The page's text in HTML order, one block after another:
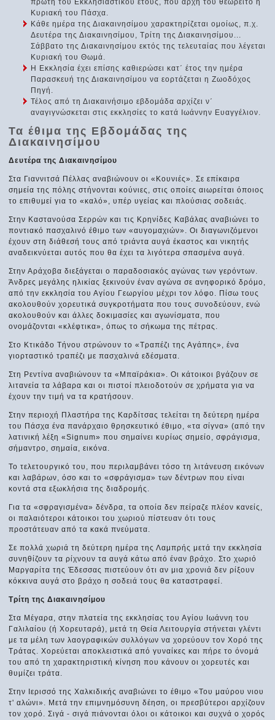
πρώτη του Εκκλησιαστικού έτους, που αρχή του θεωρείτο η
Κυριακή του Πάσχα.
Κάθε ημέρα της Διακαινησίμου χαρακτηρίζεται ομοίως, π.χ.
Δευτέρα της Διακαινησίμου, Τρίτη της Διακαινησίμου...
Σάββατο της Διακαινησίμου εκτός της τελευταίας που λέγεται
Κυριακή του Θωμά.
Η Εκκλησία έχει επίσης καθιερώσει κατ΄ έτος την ημέρα
Παρασκευή της Διακαινησίμου να εορτάζεται η Ζωοδόχος
Πηγή.
Τέλος από τη Διακαινήσιμο εβδομάδα αρχίζει ν΄
αναγιγνώσκεται στις εκκλησίες το κατά Ιωάννην Ευαγγέλιον.
Τα έθιμα της Εβδομάδας της
Διακαινησίμου
Δευτέρα της Διακαινησίμου
Στα Γιαννιτσά Πέλλας αναβιώνουν οι «Κουνιές». Σε επίκαιρα
σημεία της πόλης στήνονται κούνιες, στις οποίες αιωρείται όποιος
το επιθυμεί για το «καλό», υπέρ υγείας και πλούσιας σοδειάς.
Στην Καστανούσα Σερρών και τις Κρηνίδες Καβάλας αναβιώνει το
ποντιακό πασχαλινό έθιμο των «αυγομαχιών». Οι διαγωνιζόμενοι
έχουν στη διάθεσή τους από τριάντα αυγά έκαστος και νικητής
αναδεικνύεται αυτός που θα έχει τα λιγότερα σπασμένα αυγά.
Στην Αράχοβα διεξάγεται ο παραδοσιακός αγώνας των γερόντων.
Άνδρες μεγάλης ηλικίας ξεκινούν έναν αγώνα σε ανηφορικό δρόμο,
από την εκκλησία του Αγίου Γεωργίου μέχρι τον λόφο. Πίσω τους
ακολουθούν χορευτικά συγκροτήματα που τους συνοδεύουν, ενώ
ακολουθούν και άλλες δοκιμασίες και αγωνίσματα, που
ονομάζονται «κλέφτικα», όπως το σήκωμα της πέτρας.
Στο Κτικάδο Τήνου στρώνουν το «Τραπέζι της Αγάπης», ένα
γιορταστικό τραπέζι με πασχαλινά εδέσματα.
Στη Ρεντίνα αναβιώνουν τα «Μπαϊράκια». Οι κάτοικοι βγάζουν σε
λιτανεία τα λάβαρα και οι πιστοί πλειοδοτούν σε χρήματα για να
έχουν την τιμή να τα κρατήσουν.
Στην περιοχή Πλαστήρα της Καρδίτσας τελείται τη δεύτερη ημέρα
του Πάσχα ένα πανάρχαιο θρησκευτικό έθιμο, «τα σίγνα» (από την
λατινική λέξη «Signum» που σημαίνει κυρίως σημείο, σφράγισμα,
σήμαντρο, σημαία, εικόνα.
Το τελετουργικό του, που περιλαμβάνει τόσο τη λιτάνευση εικόνων
και λαβάρων, όσο και το «σφράγισμα» των δέντρων που είναι
κοντά στα εξωκλήσια της διαδρομής.
Για τα «σφραγισμένα» δένδρα, τα οποία δεν πείραζε πλέον κανείς,
οι παλαιότεροι κάτοικοι του χωριού πίστευαν ότι τους
προστάτευαν από τα κακά πνεύματα.
Σε πολλά χωριά τη δεύτερη ημέρα της Λαμπρής μετά την εκκλησία
συνηθίζουν τα ρίχνουν τα αυγά κάτω από έναν βράχο. Στο χωριό
Μαργαρίτα της Έδεσσας πιστεύουν ότι αν μια χρονιά δεν ρίξουν
κόκκινα αυγά στο βράχο η σοδειά τους θα καταστραφεί.
Τρίτη της Διακαινησίμου
Στα Μέγαρα, στην πλατεία της εκκλησίας του Αγίου Ιωάννη του
Γαλιλαίου (ή Χορευταρά), μετά τη Θεία Λειτουργία στήνεται γλέντι
με τα μέλη των λαογραφικών συλλόγων να χορεύουν τον Χορό της
Τράτας. Χορεύεται αποκλειστικά από γυναίκες και πήρε το όνομά
του από τη χαρακτηριστική κίνηση που κάνουν οι χορευτές και
θυμίζει τράτα.
Στην Ιερισσό της Χαλκιδικής αναβιώνει το έθιμο «Του μαύρου νιου
τ' αλώνι». Μετά την επιμνημόσυνη δέηση, οι πρεσβύτεροι αρχίζουν
τον χορό. Σιγά - σιγά πιάνονται όλοι οι κάτοικοι και συχνά ο χορός